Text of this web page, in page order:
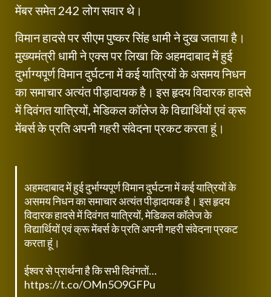
मेंबर समेत 242 लोग सवार थे।
विमान हादसे पर सीएम पुष्कर सिंह धामी ने दुख जताया है।
मुख्यमंत्री धामी ने एक्स पर लिखा कि अहमदाबाद में हुई
दुर्भाग्यपूर्ण विमान दुर्घटना में कई यात्रियों के असमय निधन
का समाचार अत्यंत पीड़ादायक है। इस हृदय विदारक हादसे
में दिवंगत यात्रियों, मेडिकल कॉलेज के विद्यार्थियों एवं क्रू
मेंबर्स के प्रति अपनी गहरी संवेदना प्रकट करता हूं।
अहमदाबाद में हुई दुर्भाग्यपूर्ण विमान दुर्घटना में कई यात्रियों के
असमय निधन का समाचार अत्यंत पीड़ादायक है। इस हृदय
विदारक हादसे में दिवंगत यात्रियों, मेडिकल कॉलेज के
विद्यार्थियों एवं क्रू मेंबर्स के प्रति अपनी गहरी संवेदना प्रकट
करता हूं।
ईश्वर से प्रार्थना है कि सभी दिवंगतों…
https://t.co/OMn5O9GFPu